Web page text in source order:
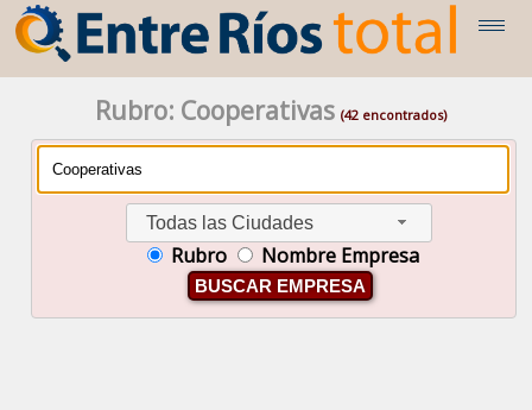
Rubro: Cooperativas(42 encontrados)
Todas las Ciudades
Rubro Nombre Empresa
BUSCAR EMPRESA